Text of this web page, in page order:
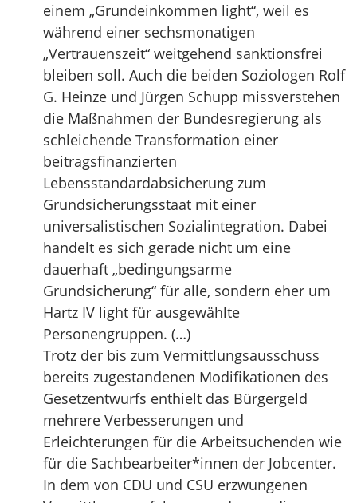
einem „Grundeinkommen light“, weil es
während einer sechsmonatigen
„Vertrauenszeit“ weitgehend sanktionsfrei
bleiben soll. Auch die beiden Soziologen Rolf
G. Heinze und Jürgen Schupp missverstehen
die Maßnahmen der Bundesregierung als
schleichende Transformation einer
beitragsfinanzierten
Lebensstandardabsicherung zum
Grundsicherungsstaat mit einer
universalistischen Sozialintegration. Dabei
handelt es sich gerade nicht um eine
dauerhaft „bedingungsarme
Grundsicherung“ für alle, sondern eher um
Hartz IV light für ausgewählte
Personengruppen. (…)
Trotz der bis zum Vermittlungsausschuss
bereits zugestandenen Modifikationen des
Gesetzentwurfs enthielt das Bürgergeld
mehrere Verbesserungen und
Erleichterungen für die Arbeitsuchenden wie
für die Sachbearbeiter*innen der Jobcenter.
In dem von CDU und CSU erzwungenen